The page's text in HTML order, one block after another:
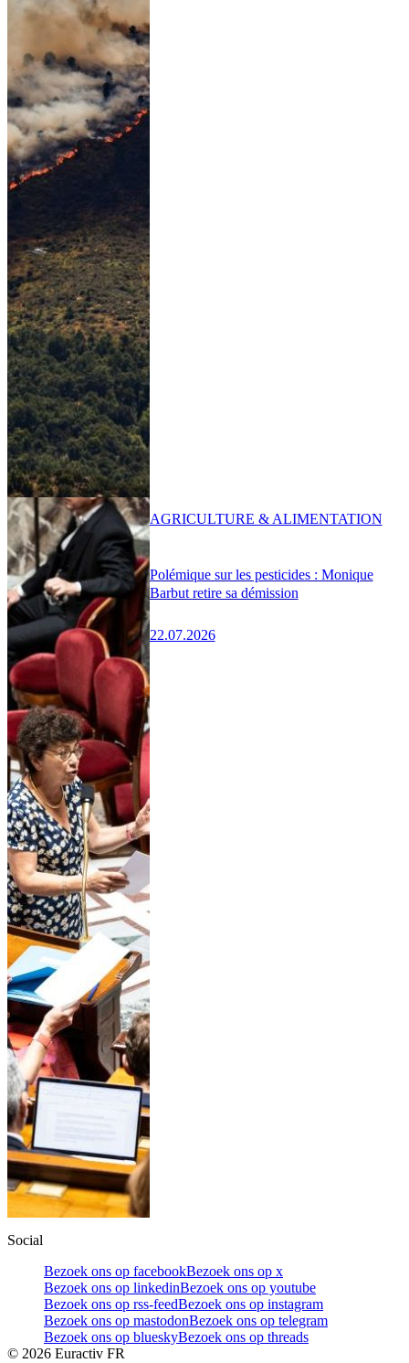
Polémique sur les pesticides : Monique
Barbut retire sa démission
22.07.2026
AGRICULTURE & ALIMENTATION
Social
Bezoek ons op facebookBezoek ons op x
Bezoek ons op linkedinBezoek ons op youtube
Bezoek ons op rss-feedBezoek ons op instagram
Bezoek ons op mastodonBezoek ons op telegram
Bezoek ons op blueskyBezoek ons op threads
© 2026 Euractiv FR